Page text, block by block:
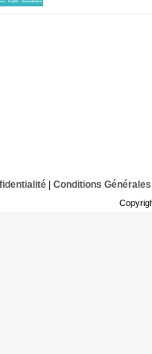
| Conditions Générales